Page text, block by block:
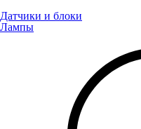
Датчики и блоки
Лампы